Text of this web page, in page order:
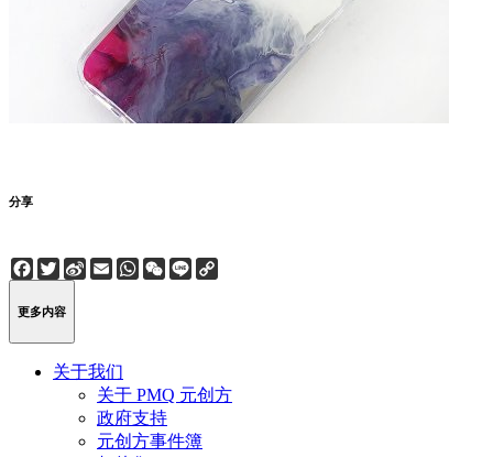
分享
Facebook
Twitter
Sina
Weibo
EmailWhatsApp
WeChat
Line
更多内容
关于我们
关于 PMQ 元创方
政府支持
元创方事件簿